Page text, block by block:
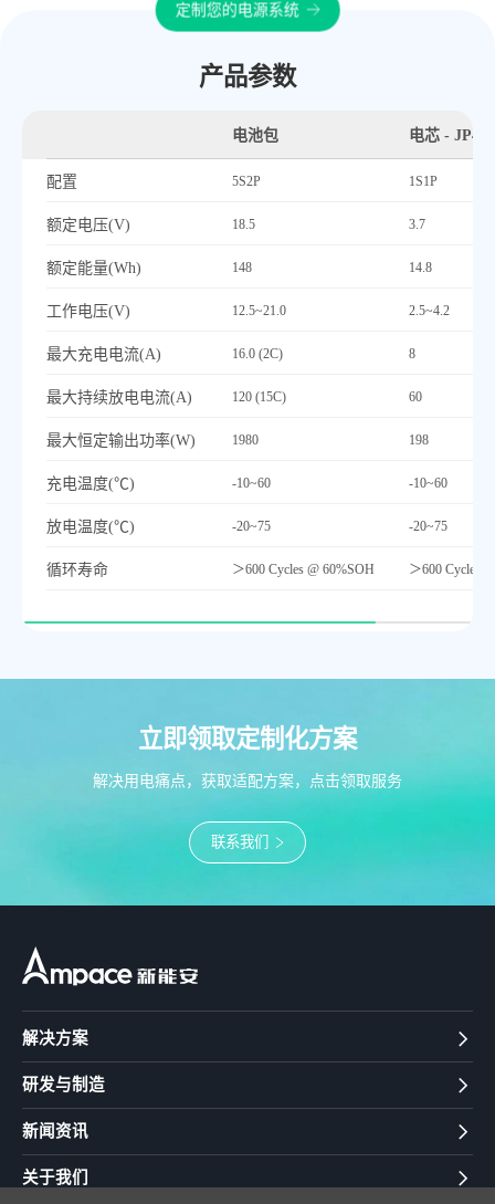
定制您的电源系统
产品参数
电池包 电芯 - JP40
配置 5S2P 1S1P
额定电压(V) 18.5 3.7
额定能量(Wh) 148 14.8
工作电压(V) 12.5~21.0 2.5~4.2
最大充电电流(A) 16.0 (2C) 8
最大持续放电电流(A) 120 (15C) 60
最大恒定输出功率(W) 1980 198
充电温度(℃) -10~60 -10~60
放电温度(℃) -20~75 -20~75
循环寿命 ＞600 Cycles @ 60%SOH ＞600 Cycles
立即领取定制化方案
解决用电痛点，获取适配方案，点击领取服务
联系我们
解决方案
研发与制造
新闻资讯
关于我们